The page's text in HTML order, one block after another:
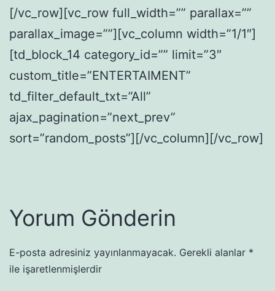
[/vc_row][vc_row full_width=”” parallax=””
parallax_image=””][vc_column width=”1/1″]
[td_block_14 category_id=”” limit=”3″
custom_title=”ENTERTAIMENT”
td_filter_default_txt=”All”
ajax_pagination=”next_prev”
sort=”random_posts”][/vc_column][/vc_row]
Yorum Gönderin
E-posta adresiniz yayınlanmayacak. Gerekli alanlar *
ile işaretlenmişlerdir